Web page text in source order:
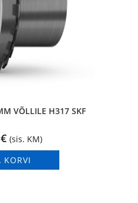
VÕLLILE H317 SKF
€ (sis. KM)
KORVI